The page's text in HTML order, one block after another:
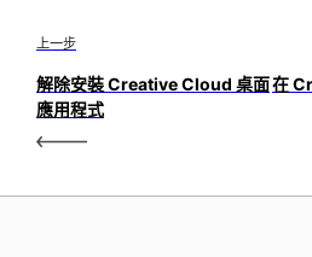
上一步
解除安裝 Creative Cloud 桌面
應用程式
在